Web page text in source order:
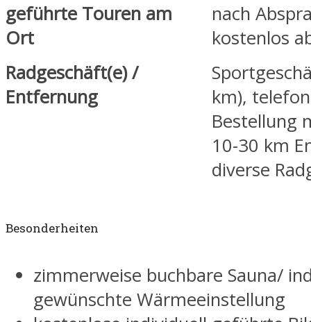
geführte Touren am
Ort
nach
kostenlos
Radgeschäft(e) /
Entfernung
km),
Bestellung
10-30 km
diverse
Besonderheiten
zimmerweise buchbare Sauna/
gewünschte Wärmeeinstellung